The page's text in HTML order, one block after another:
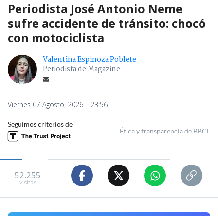
Periodista José Antonio Neme
sufre accidente de tránsito: chocó
con motociclista
Valentina Espinoza Poblete
Periodista de Magazine
Viernes 07 Agosto, 2026 | 23:56
Seguimos criterios de
Ética y transparencia de BBCL
52.255
visitas